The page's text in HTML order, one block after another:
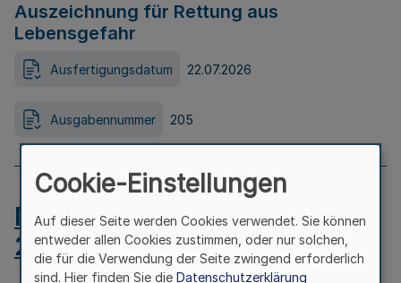
Auszeichnung für Rettung aus
Lebensgefahr
Ausfertigungsdatum 22.07.2026
Ausgabennummer 205
MB.NRW 2026 Nr. 204 vom
24.07.2026
Cookie-Einstellungen
Auf dieser Seite werden Cookies verwendet. Sie können
entweder allen Cookies zustimmen, oder nur solchen,
die für die Verwendung der Seite zwingend erforderlich
sind. Hier finden Sie die Datenschutzerklärung